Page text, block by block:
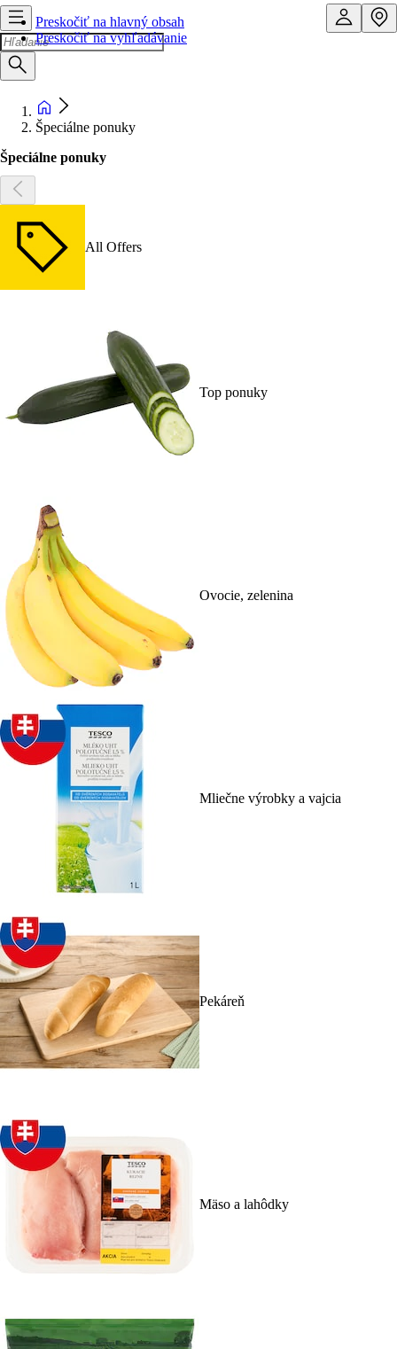
Preskočiť na hlavný obsah
Preskočiť na vyhľadávanie
Špeciálne ponuky
Špeciálne ponuky
All Offers
Top ponuky
Ovocie, zelenina
Mliečne výrobky a vajcia
Pekáreň
Mäso a lahôdky